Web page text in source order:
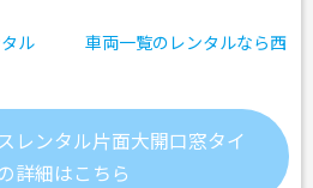
タル 車両一覧のレンタルなら西
レンタル片面大開口窓タイ
詳細はこちら